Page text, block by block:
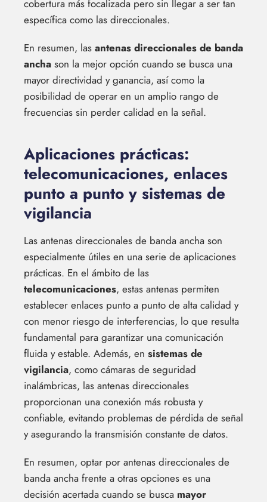
cobertura más focalizada pero sin llegar a ser tan
específica como las direccionales.
En resumen, las antenas direccionales de banda
ancha son la mejor opción cuando se busca una
mayor directividad y ganancia, así como la
posibilidad de operar en un amplio rango de
frecuencias sin perder calidad en la señal.
Aplicaciones prácticas:
telecomunicaciones, enlaces
punto a punto y sistemas de
vigilancia
Las antenas direccionales de banda ancha son
especialmente útiles en una serie de aplicaciones
prácticas. En el ámbito de las
telecomunicaciones, estas antenas permiten
establecer enlaces punto a punto de alta calidad y
con menor riesgo de interferencias, lo que resulta
fundamental para garantizar una comunicación
fluida y estable. Además, en sistemas de
vigilancia, como cámaras de seguridad
inalámbricas, las antenas direccionales
proporcionan una conexión más robusta y
confiable, evitando problemas de pérdida de señal
y asegurando la transmisión constante de datos.
En resumen, optar por antenas direccionales de
banda ancha frente a otras opciones es una
decisión acertada cuando se busca mayor